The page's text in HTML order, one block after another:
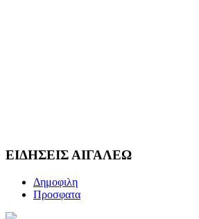
ΕΙΔΗΣΕΙΣ ΑΙΓΑΛΕΩ
Δημοφιλη
Προσφατα